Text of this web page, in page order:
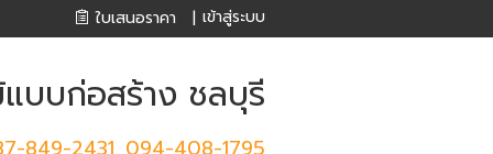
ใบเสนอราคา | เข้าสู่ระบบ
แบบก่อสร้าง ชลบุรี